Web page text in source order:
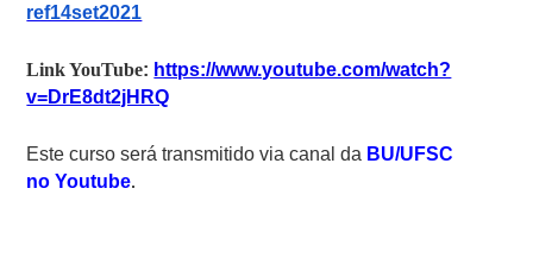
ref14set2021
Link YouTube: https://www.youtube.com/watch?
v=DrE8dt2jHRQ
Este curso será transmitido via canal da BU/UFSC
no Youtube.